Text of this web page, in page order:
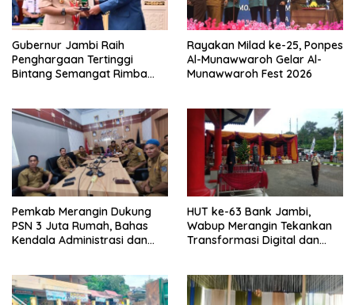
Gubernur Jambi Raih
Penghargaan Tertinggi
Bintang Semangat Rimba
Rayakan Milad ke-25, Ponpes
Al-Munawwaroh Gelar Al-
Munawwaroh Fest 2026
Pemkab Merangin Dukung
PSN 3 Juta Rumah, Bahas
Kendala Administrasi dan
HUT ke-63 Bank Jambi,
Wabup Merangin Tekankan
Transformasi Digital dan